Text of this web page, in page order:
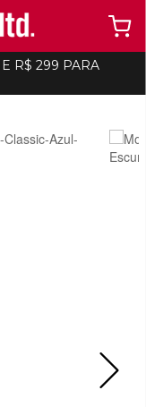
E R$ 299 PARA